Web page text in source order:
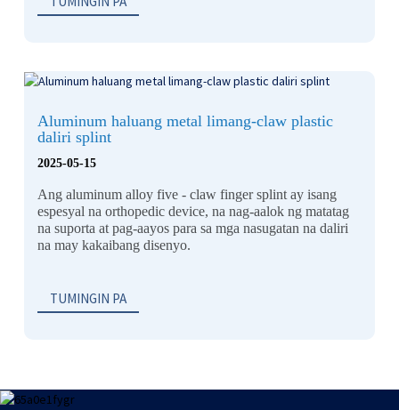
Aluminum haluang metal limang-claw plastic
daliri splint
2025-05-15
Ang aluminum alloy five - claw finger splint ay isang
espesyal na orthopedic device, na nag-aalok ng matatag
na suporta at pag-aayos para sa mga nasugatan na daliri
na may kakaibang disenyo.
TUMINGIN PA